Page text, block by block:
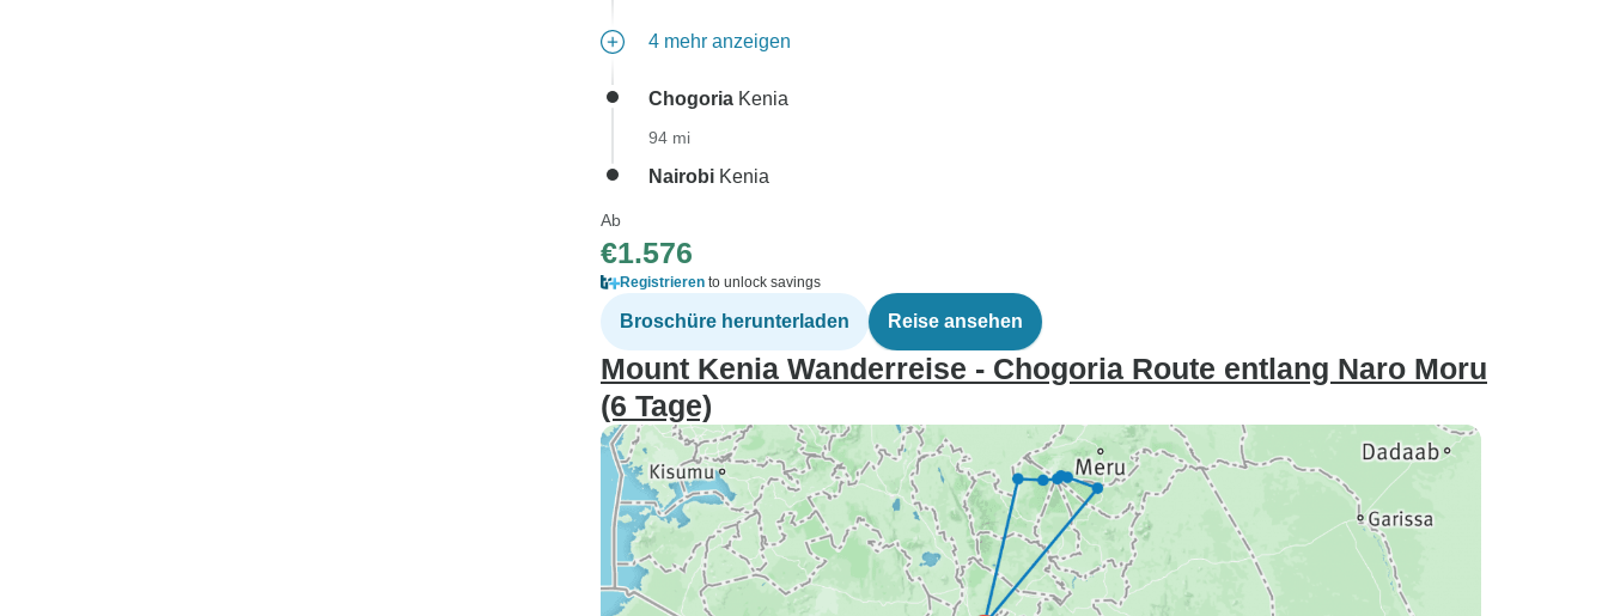
4 mehr anzeigen
Chogoria Kenia
94 mi
Nairobi Kenia
Ab
€1.576
Registrieren to unlock savings
Broschüre herunterladen Reise ansehen
Mount Kenia Wanderreise - Chogoria Route entlang Naro Moru
(6 Tage)